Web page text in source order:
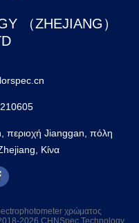
（ZHEJIANG）
περιοχή Jianggan, πόλη
Κίνα
χρώματος